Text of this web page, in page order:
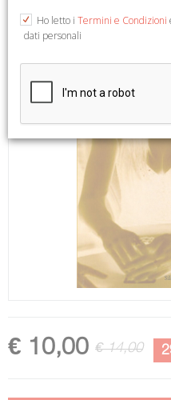
€ 10,00 € 14,00
Ho letto i Termini e Condizioni
dati personali